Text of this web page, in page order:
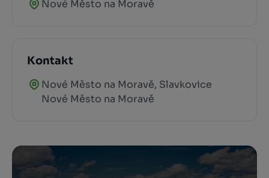
Nové Město na Moravě
Kontakt
Nové Město na Moravě, Slavkovice
Nové Město na Moravě